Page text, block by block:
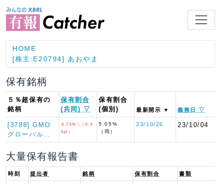
HOME
[株主:E20794] あおやま
保有銘柄
５％超保有の
銘柄
保有割合
(共同) ▽
保有割合
(個別)
最新開示 ▼ 義務日 ▽
[3788] GMO
グローバル…
6.73%（△0.4
3pt）
5.05%
（同）
23/10/26 23/10/04
大量保有報告書
時刻 提出者 銘柄 保有割合 書類